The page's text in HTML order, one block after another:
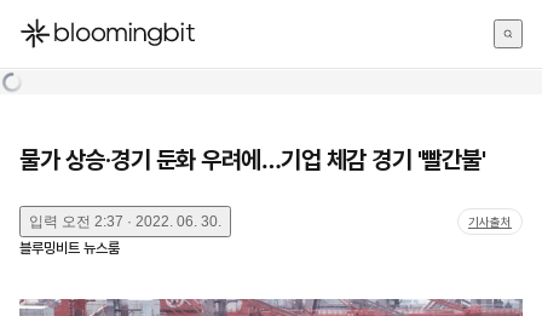
한국어
물가 상승·경기 둔화 우려에…기업 체감 경기 '빨간불'
입력 오전 2:37 · 2022. 06. 30. 기사출처
블루밍비트 뉴스룸